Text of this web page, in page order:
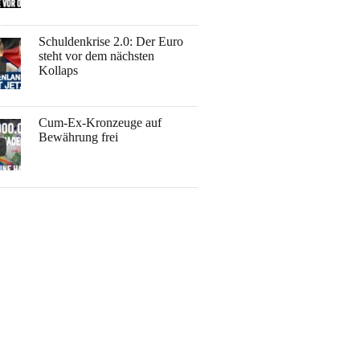
Schuldenkrise 2.0: Der Euro
steht vor dem nächsten
Kollaps
Cum-Ex-Kronzeuge auf
Bewährung frei